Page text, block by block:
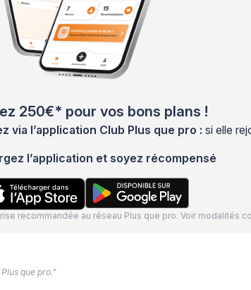
250€* pour vos bons plans !
via l’application Club Plus que pro : si elle
l’application et soyez récompensé
recommandée au réseau Plus que pro. Voir modalités
que pro.”